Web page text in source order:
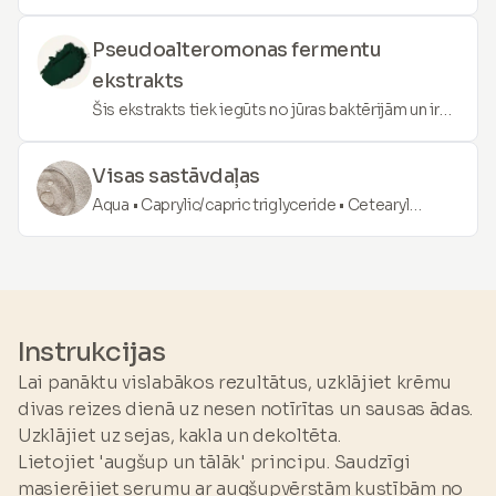
Šīs eļļas ir bagātas ar nepieciešamajām
nodrošinot intensīvu mitrināšanu, atstājot ādu
mīkstāku, labi mitrinātu un starojošu.
Pseudoalteromonas fermentu
ekstrakts
Šis ekstrakts tiek iegūts no jūras baktērijām un ir
bagāts ar aminoskābēm un peptīdiem. Tas ir
spēcīgs mitrinātājs, kas palīdz atjaunot ādas
mitruma barjeru, padarot ādu gludāku un izturīgāku.
Visas sastāvdaļas
Aqua • Caprylic/capric triglyceride • Cetearyl
ethylhexanoate • Diisostearol polyglyceryl-3
• Cera alba • Hydrogenated castor oil • Sodium
carboxymethyl betaglucan • Tocopherol •
Hydrogenated lecithin • Sh-polypeptide-3 • Sh-
polypeptide • Sh-polypeptide-11 •
Phenoxyethanol • Imidazolidinyl urea • Glycine
soja oil • Sodium oleate • Cyclohexasiloxane •
Instrukcijas
Lai panāktu vislabākos rezultātus, uzklājiet krēmu
divas reizes dienā uz nesen notīrītas un sausas ādas.
Uzklājiet uz sejas, kakla un dekoltēta.
Lietojiet 'augšup un tālāk' principu. Saudzīgi
masierējiet serumu ar augšupvērstām kustībām no